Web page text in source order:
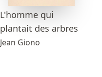
L'homme qui
plantait des arbres
Jean Giono